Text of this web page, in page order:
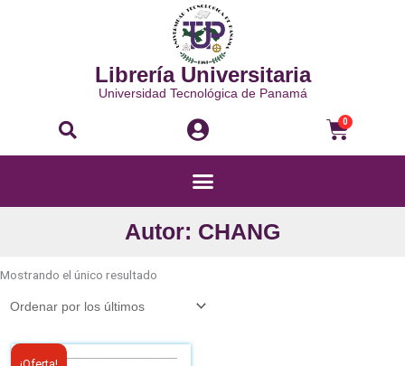
Librería Universitaria
Universidad Tecnológica de Panamá
Buscar 0
Menú
Autor: CHANG
Mostrando el único resultado
El
El